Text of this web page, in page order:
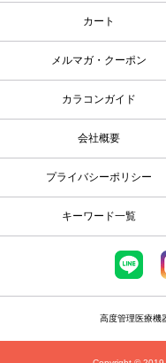
カート
メルマガ・クーポン
カラコンガイド
会社概要
プライバシーポリシー
キーワード一覧
高度管理医療機